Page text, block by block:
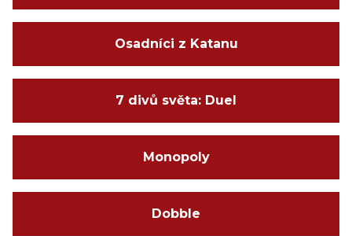
Osadníci z Katanu
7 divů světa: Duel
Monopoly
Dobble